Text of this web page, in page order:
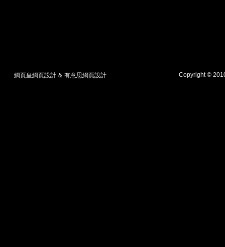
網頁皇網頁設計 & 有意思網頁設計 Copyright ©